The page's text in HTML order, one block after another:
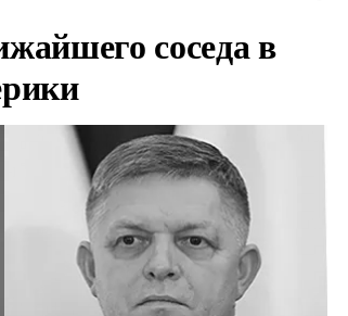
соседа в